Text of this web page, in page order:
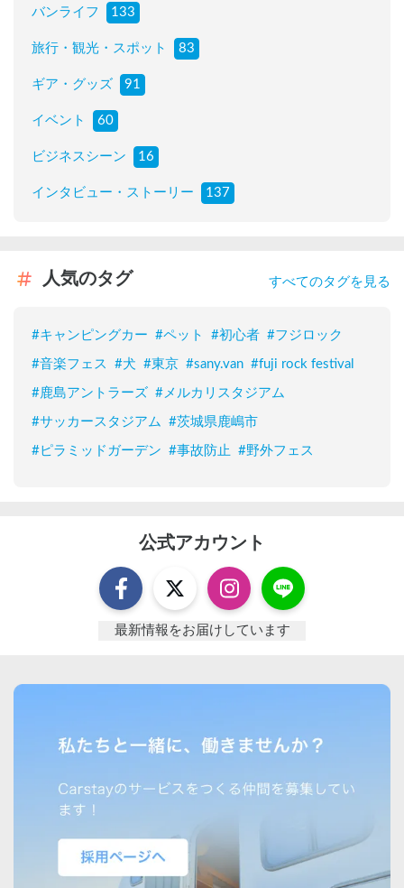
バンライフ 133
旅行・観光・スポット 83
ギア・グッズ 91
イベント 60
ビジネスシーン 16
インタビュー・ストーリー 137
人気のタグ すべてのタグを見る
#キャンピングカー #ペット #初心者 #フジロック
#音楽フェス #犬 #東京 #sany.van #fuji rock festival
#鹿島アントラーズ # メルカリスタジアム
#サッカースタジアム #茨城県鹿嶋市
#ピラミッドガーデン #事故防止 #野外フェス
公式アカウント
最新情報をお届けしています